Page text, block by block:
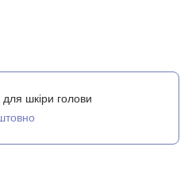
шкіри голови